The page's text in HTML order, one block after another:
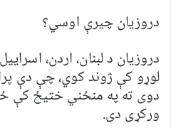
دروزیان چیرې اوسي؟
دروزیان د لبنان، اردن،
لوړو کې ژوند کوي، چې دې
دوی ته په منځني ختیځ کې
ورکړی دی.